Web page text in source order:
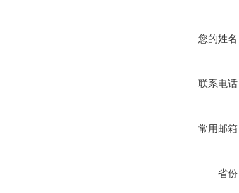
您的姓名
联系电话
常用邮箱
省份